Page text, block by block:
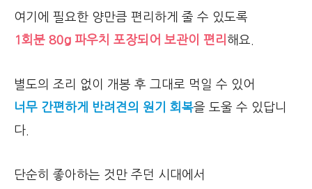
여기에 필요한 양만큼 편리하게 줄 수 있도록
1회분 80g 파우치 포장되어 보관이 편리 해요.
별도의 조리 없이 개봉 후 그대로 먹일 수 있어
너무 간편하게 반려견의 원기 회복을 도울 수 있답니
다.
단순히 좋아하는 것만 주던 시대에서